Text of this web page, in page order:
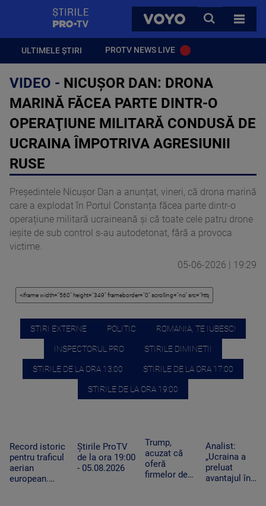
VOYO
CAUTA
TOATE
ULTIMELE ȘTIRI PROTV NEWS LIVE
VIDEO - NICUŞOR DAN: DRONA
MARINĂ FĂCEA PARTE DINTR-O
OPERAŢIUNE MILITARĂ CONDUSĂ DE
UCRAINA ÎMPOTRIVA AGRESIUNII
RUSE
Președintele Nicușor Dan a anunțat, vineri, că drona marină
care a explodat în Portul Constanța făcea parte dintr-o
operațiune militară ucraineană și că toate cele patru drone
ieșite de sub control s-au autodetonat, fără a provoca
victime.
05-06-2026 | 19:29
STIRI EXTERNE POLITIC ROMANIA, TE IUBESC!
INSPECTORUL PRO STIRILE DIMINETII
STIRILE DE LA ORA 13:00 STIRILE DE LA ORA 17:00
STIRILE DE LA ORA 19:00
Record istoric
pentru traficul
aerian
european.
Știrile ProTV
de la ora 19:00
- 05.08.2026
Trump,
acuzat că
oferă
firmelor de
Analist:
„Ucraina a
preluat
avantajul în